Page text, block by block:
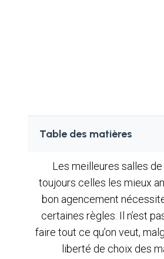
Table des matières
Les meilleures salles
toujours celles les mieux
bon agencement
certaines règles. Il n’est
faire tout ce qu’on veut,
liberté de choix des